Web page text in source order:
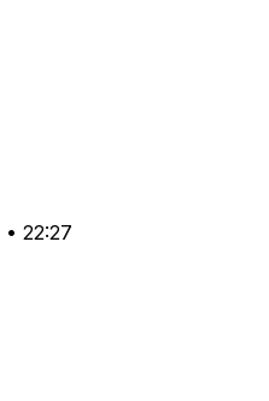
• 22:27